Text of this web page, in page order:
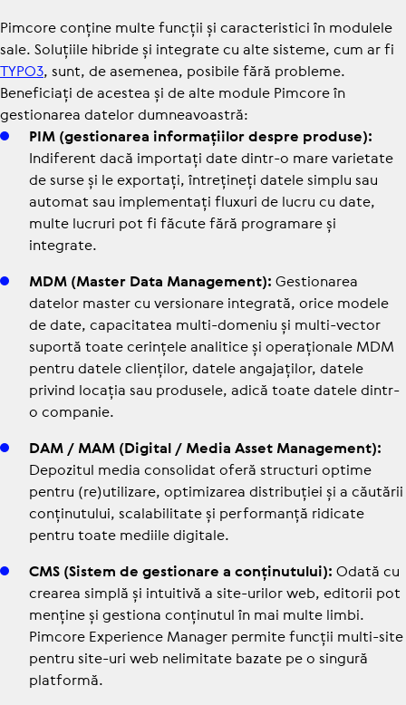
Pimcore conține multe funcții și caracteristici în modulele
sale. Soluțiile hibride și integrate cu alte sisteme, cum ar fi
TYPO3, sunt, de asemenea, posibile fără probleme.
Beneficiați de acestea și de alte module Pimcore în
gestionarea datelor dumneavoastră:
PIM (ges­tio­na­rea infor­ma­ți­i­lor despre produse):
Indi­fe­rent dacă importați date dintr-o mare varietate
de surse și le exportați, între­ți­neți datele simplu sau
automat sau imple­men­tați fluxuri de lucru cu date,
multe lucruri pot fi făcute fără pro­gra­mare și
integrate.
MDM (Master Data Mana­ge­ment): Ges­tio­na­rea
datelor master cu ver­sio­nare integrată, orice modele
de date, capa­ci­ta­tea multi-domeniu și multi-vector
suportă toate cerințele analitice și ope­ra­țio­nale MDM
pentru datele cli­en­ți­lor, datele anga­ja­ți­lor, datele
privind locația sau produsele, adică toate datele dintr-
o companie.
DAM / MAM (Digital / Media Asset Mana­ge­ment):
Depozitul media con­so­li­dat oferă structuri optime
pentru (re)utilizare, opti­mi­za­rea dis­tri­bu­ției și a căutării
con­ți­nu­tu­lui, sca­la­bi­li­tate și per­for­manță ridicate
pentru toate mediile digitale.
CMS (Sistem de ges­tio­nare a con­ți­nu­tu­lui): Odată cu
crearea simplă și intuitivă a site-urilor web, editorii pot
menține și gestiona con­ți­nu­tul în mai multe limbi.
Pimcore Expe­rience Manager permite funcții multi-site
pentru site-uri web neli­mi­tate bazate pe o singură
platformă.